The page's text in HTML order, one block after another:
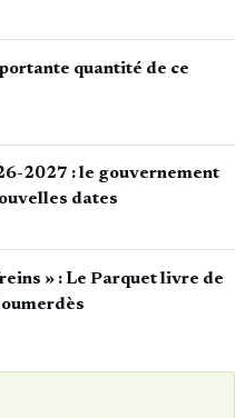
quantité de ce
2027 : le gouvernement
dates
» : Le Parquet livre de